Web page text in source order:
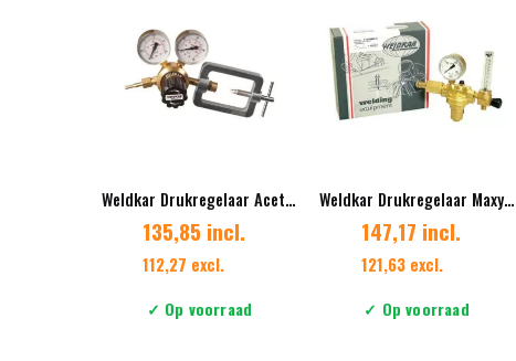
Weldkar Drukregelaar Acetyleen
135,85 incl.
112,27 excl.
✓ Op voorraad
Weldkar Drukregelaar Maxy Flow – Menggas
147,17 incl.
121,63 excl.
✓ Op voorraad